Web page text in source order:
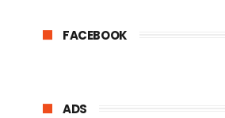
FACEBOOK
ADS